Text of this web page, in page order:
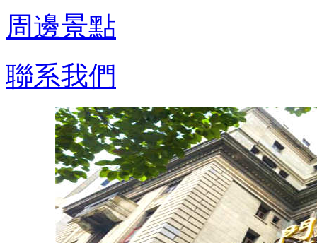
周邊景點
聯系我們